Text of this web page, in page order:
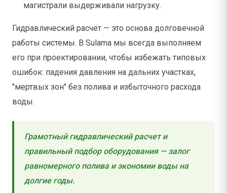
магистрали выдерживали нагрузку.
Гидравлический расчёт — это основа долговечной
работы системы. В Sulama мы всегда выполняем
его при проектировании, чтобы избежать типовых
ошибок: падения давления на дальних участках,
"мертвых зон" без полива и избыточного расхода
воды.
Грамотный гидравлический расчет и
правильный подбор оборудования — залог
равномерного полива и экономии воды на
долгие годы.